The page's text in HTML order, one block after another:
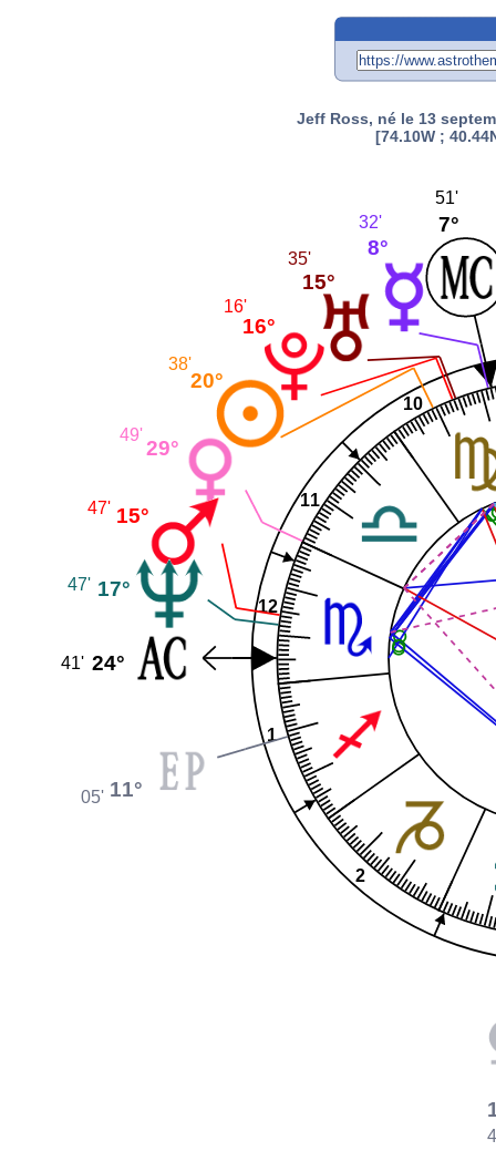
Jeff Ross, né le 13
[74.10W ;
1
2
10
11
12
7°
51'
8°
32'
15°
35'
16°
16'
20°
38'
29°
49'
15°
47'
17°
47'
24°
41'
11°
05'